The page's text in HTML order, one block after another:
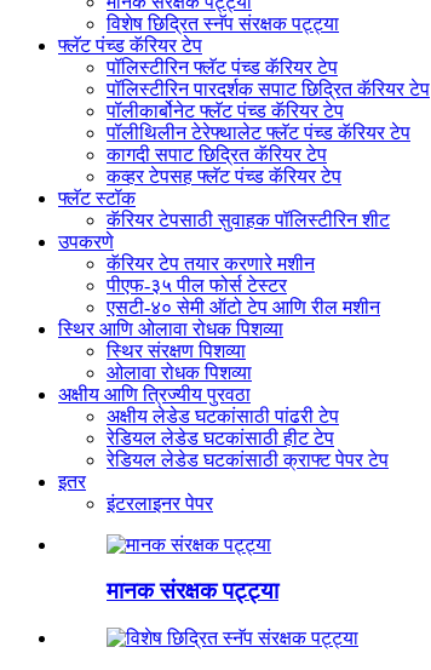
विशेष छिद्रित स्नॅप संरक्षक पट्ट्या
फ्लॅट पंच्ड कॅरियर टेप
पॉलिस्टीरिन फ्लॅट पंच्ड कॅरियर टेप
पॉलिस्टीरिन पारदर्शक सपाट छिद्रित कॅरियर टेप
पॉलीकार्बोनेट फ्लॅट पंच्ड कॅरियर टेप
पॉलीथिलीन टेरेफ्थालेट फ्लॅट पंच्ड कॅरियर टेप
कागदी सपाट छिद्रित कॅरियर टेप
कव्हर टेपसह फ्लॅट पंच्ड कॅरियर टेप
फ्लॅट स्टॉक
कॅरियर टेपसाठी सुवाहक पॉलिस्टीरिन शीट
उपकरणे
कॅरियर टेप तयार करणारे मशीन
पीएफ-३५ पील फोर्स टेस्टर
एसटी-४० सेमी ऑटो टेप आणि रील मशीन
स्थिर आणि ओलावा रोधक पिशव्या
स्थिर संरक्षण पिशव्या
ओलावा रोधक पिशव्या
अक्षीय आणि त्रिज्यीय पुरवठा
अक्षीय लेडेड घटकांसाठी पांढरी टेप
रेडियल लेडेड घटकांसाठी हीट टेप
रेडियल लेडेड घटकांसाठी क्राफ्ट पेपर टेप
इतर
इंटरलाइनर पेपर
मानक संरक्षक पट्ट्या